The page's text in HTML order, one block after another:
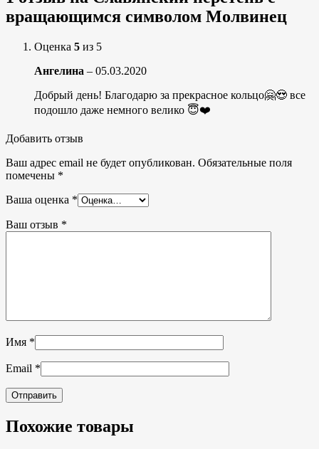
вращающимся символом Молвинец
Оценка 5 из 5
Ангелина – 05.03.2020
Добрый день! Благодарю за прекрасное кольцо🤗😍 все
подошло даже немного велико 😇❤️
Добавить отзыв
Ваш адрес email не будет опубликован. Обязательные поля
помечены *
Ваша оценка *
Ваш отзыв *
Имя *
Email *
Похожие товары